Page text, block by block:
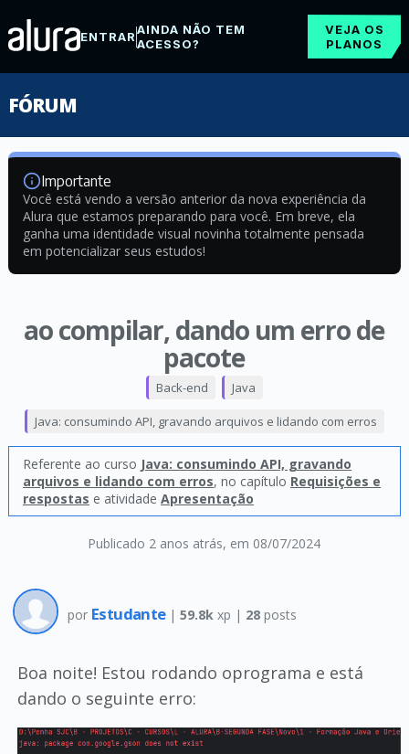
ENTRARAINDA NÃO TEM
ACESSO?
VEJA OS
PLANOS
FÓRUM
Importante
Você está vendo a versão anterior da nova experiência da
Alura que estamos preparando para você. Em breve, ela
ganha uma identidade visual novinha totalmente pensada
em potencializar seus estudos!
ao compilar, dando um erro de
pacote
Publicado 2 anos atrás, em 08/07/2024
Back-end Java
Java: consumindo API, gravando arquivos e lidando com erros
Referente ao curso Java: consumindo API, gravando
arquivos e lidando com erros, no capítulo Requisições e
respostas e atividade Apresentação
por Estudante | 59.8k xp | 28posts
Boa noite! Estou rodando oprograma e está
dando o seguinte erro: